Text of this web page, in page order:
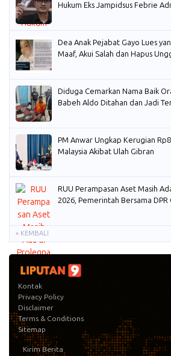
Hukum Eks Jampidsus Febrie
Dea Anak Pejabat Gayo Lues
Maaf, Akui Salah dan Hapus
Diduga Cemarkan Nama Baik
Babeh Aldo Ditahan dan Jadi
PM Anwar Ungkap Kerugian
Malaysia Akibat Ulah Gibran
RUU Perampasan Aset Masih
2026, Pemerintah Bersama
« KEMBALI
Kontak
Privacy Policy
Disclaimer
Terms & Conditions
Sitemap
Kirim Berita